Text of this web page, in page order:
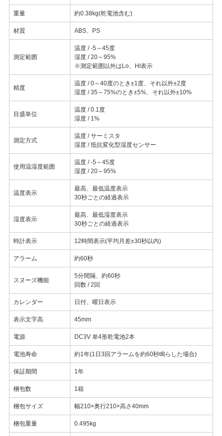
重量 約0.38kg(乾電池含む)
材質 ABS、PS
測定範囲
温度 / -5～45度
湿度 / 20～95%
※測定範囲以外はLo、HI表示
精度
温度 / 0～40度のとき±1度、それ以外±2度
湿度 / 35～75%のとき±5%、それ以外±10%
目盛単位
温度 / 0.1度
湿度 / 1%
測定方式
温度 / サーミスタ
湿度 / 抵抗変化型湿度センサー
使用温湿度範囲
温度 / -5～45度
湿度 / 20～95%
温度表示
最高、最低温度表示
30秒ごとの経過表示
湿度表示
最高、最低湿度表示
30秒ごとの経過表示
時計表示 12時間表示(平均月差±30秒以内)
アラーム 約60秒
スヌーズ機能
5分間隔、約60秒
回数 / 2回
カレンダー 日付、曜日表示
表示文字高 45mm
電源 DC3V 単4形乾電池2本
電池寿命 約1年(1日3回アラームを約60秒鳴らした場合)
保証期間 1年
梱包数 1箱
梱包サイズ 幅210×奥行210×高さ40mm
梱包重量 0.495kg